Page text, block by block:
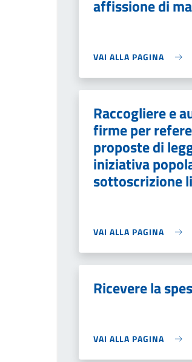
affissione di
VAI ALLA PAGINA
Raccogliere e
firme per
proposte di
iniziativa
sottoscrizione
VAI ALLA PAGINA
Ricevere la
VAI ALLA PAGINA